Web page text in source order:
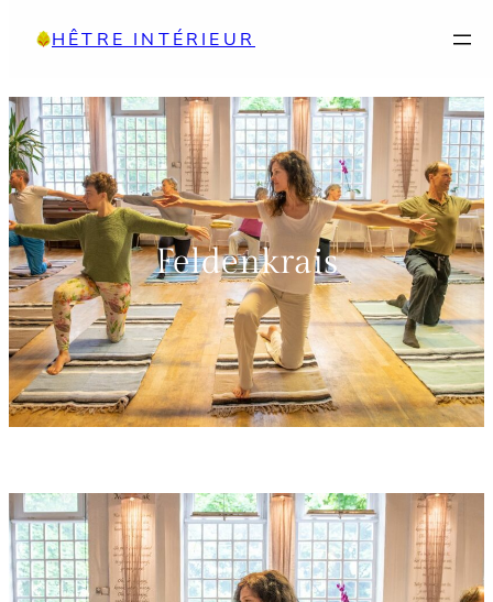
HÊTRE INTÉRIEUR
Feldenkrais